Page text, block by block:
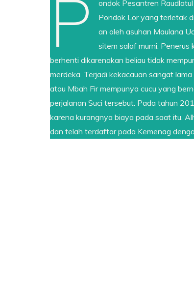
P
ondok Pesantren
Pondok Lor yang terletak
an oleh asuhan Maulana
sitem salaf murni. Penerus
berhenti dikarenakan beliau tidak
merdeka. Terjadi kekacauan sangat
atau Mbah Fir mempunya cucu yang
perjalanan Suci tersebut. Pada tahun
karena kurangnya biaya pada saat itu.
dan telah terdaftar pada Kemenag